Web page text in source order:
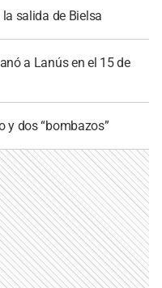
salida de Bielsa
a Lanús en el 15 de
y dos “bombazos”